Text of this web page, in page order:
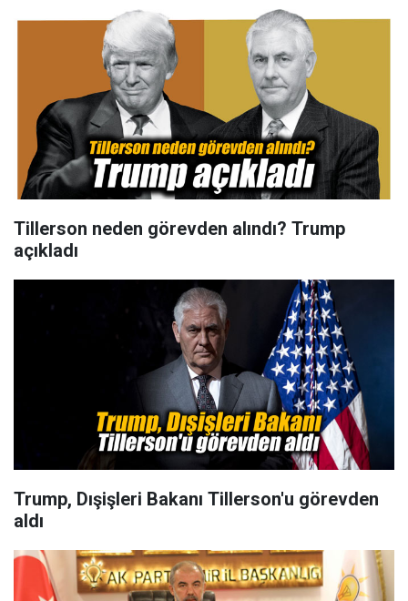
Tillerson neden görevden alındı? Trump
açıkladı
Trump, Dışişleri Bakanı Tillerson'u görevden
aldı